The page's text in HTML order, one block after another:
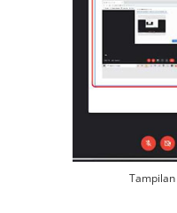
Tampilan